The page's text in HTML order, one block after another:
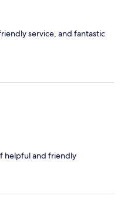
service, and fantastic
helpful and friendly